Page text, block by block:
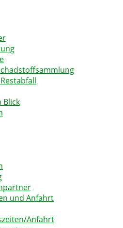
Blick
und Anfahrt
Anfahrt